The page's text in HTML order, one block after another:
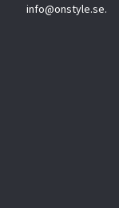
info@onstyle.se.